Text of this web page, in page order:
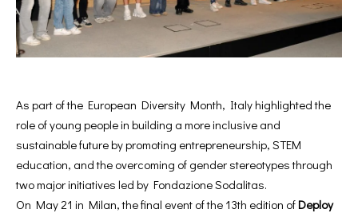
As part of the European Diversity Month, Italy highlighted the
role of young people in building a more inclusive and
sustainable future by promoting entrepreneurship, STEM
education, and the overcoming of gender stereotypes through
two major initiatives led by Fondazione Sodalitas.
On May 21 in Milan, the final event of the 13th edition ofDeploy